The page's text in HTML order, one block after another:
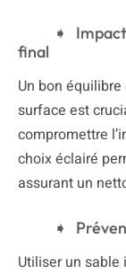
final
Un bon
surface est
compromettre
choix éclairé
assurant un
Utiliser un